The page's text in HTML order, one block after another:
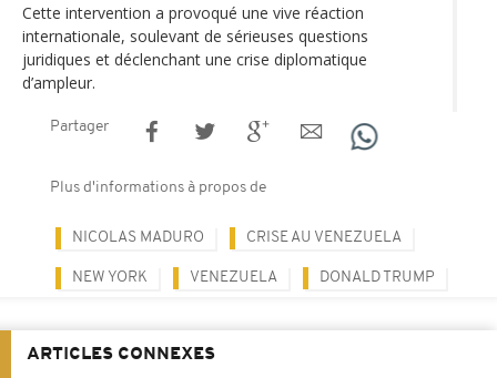
Cette intervention a provoqué une vive réaction
internationale, soulevant de sérieuses questions
juridiques et déclenchant une crise diplomatique
d’ampleur.
Partager
Plus d'informations à propos de
NICOLAS MADURO CRISE AU VENEZUELA
NEW YORK VENEZUELA DONALD TRUMP
ARTICLES CONNEXES